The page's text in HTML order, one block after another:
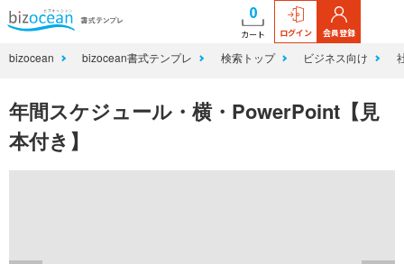
0
カート ログイン 会員登録
bizocean bizocean書式テンプレ 検索トップ ビジネス向け
年間スケジュール・横・PowerPoint【見
本付き】